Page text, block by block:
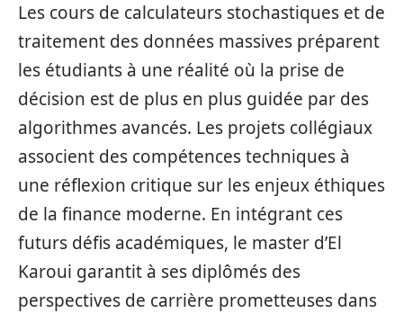
Les cours de calculateurs stochastiques et de
traitement des données massives préparent
les étudiants à une réalité où la prise de
décision est de plus en plus guidée par des
algorithmes avancés. Les projets collégiaux
associent des compétences techniques à
une réflexion critique sur les enjeux éthiques
de la finance moderne. En intégrant ces
futurs défis académiques, le master d’El
Karoui garantit à ses diplômés des
perspectives de carrière prometteuses dans